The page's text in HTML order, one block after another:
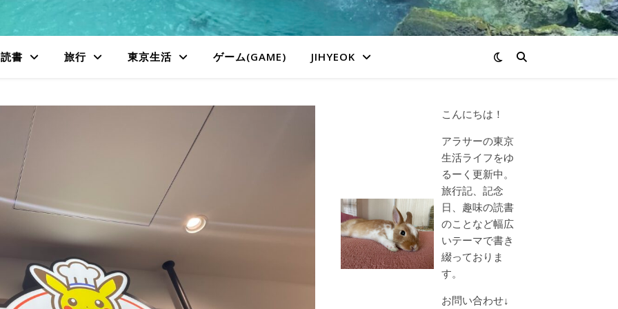
読書 旅行 東京生活 ゲーム(GAME) JIHYEOK
こんにちは！
アラサーの東京
生活ライフをゆ
るーく更新中。
旅行記、記念
日、趣味の読書
のことなど幅広
いテーマで書き
綴っておりま
す。
お問い合わせ↓